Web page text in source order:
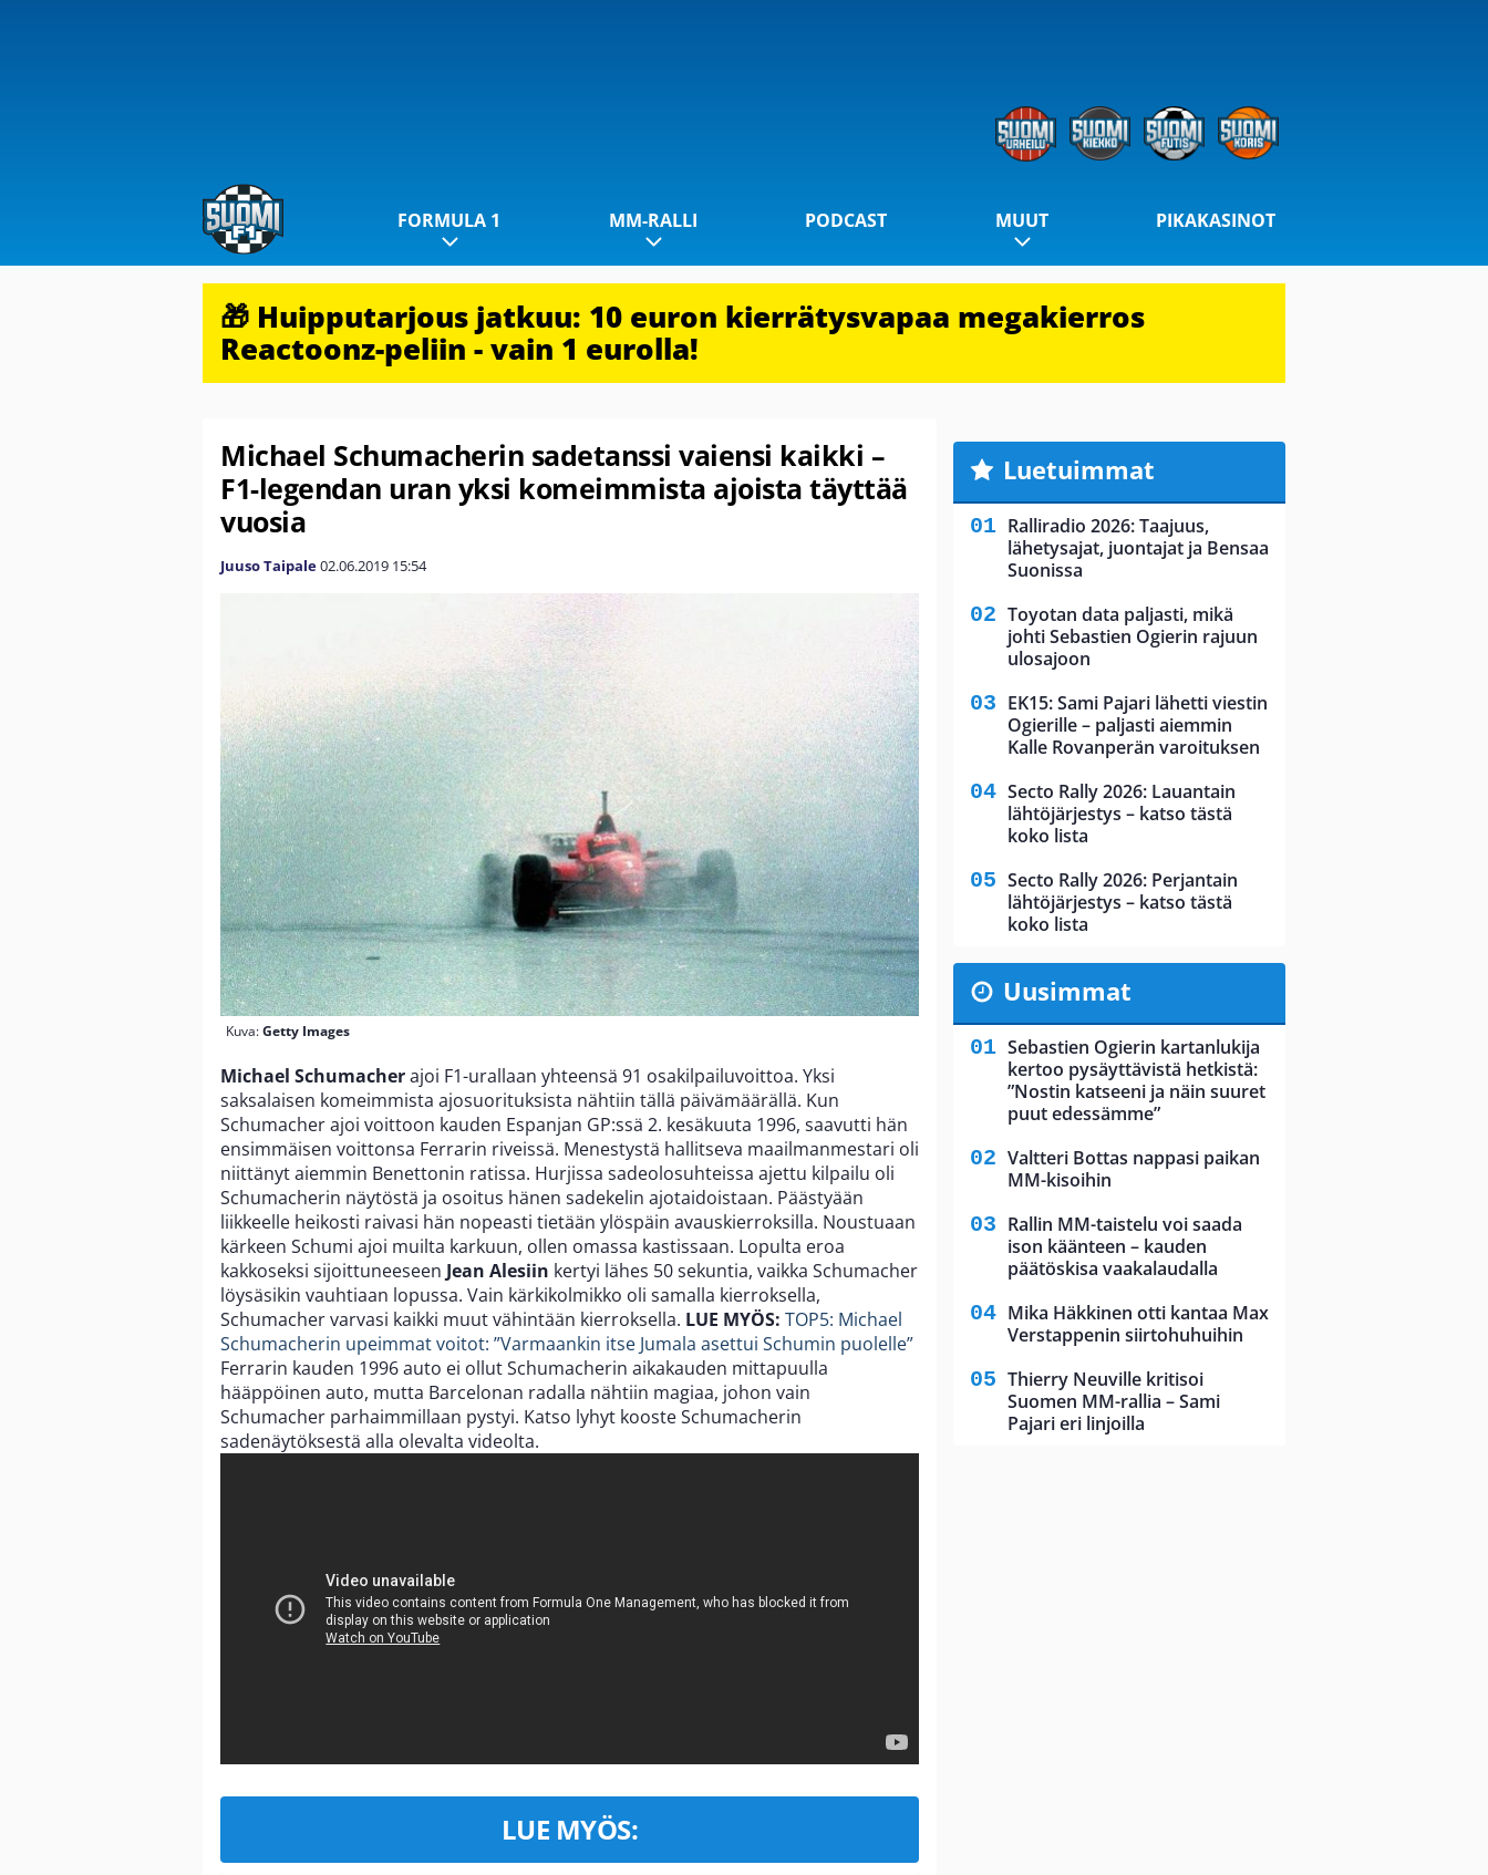
FORMULA 1 MM-RALLI PODCAST MUUT PIKAKASINOT
🎁 Huipputarjous jatkuu: 10 euron kierrätysvapaa megakierros
Reactoonz-peliin - vain 1 eurolla!
Michael Schumacherin sadetanssi vaiensi kaikki –
F1-legendan uran yksi komeimmista ajoista täyttää
vuosia
Juuso Taipale02.06.2019 15:54
Kuva:Getty Images
Michael Schumacherajoi F1-urallaan yhteensä 91 osakilpailuvoittoa. Yksi
saksalaisen komeimmista ajosuorituksista nähtiin tällä päivämäärällä. Kun
Schumacher ajoi voittoon kauden Espanjan GP:ssä 2. kesäkuuta 1996, saavutti hän
ensimmäisen voittonsa Ferrarin riveissä. Menestystä hallitseva maailmanmestari oli
niittänyt aiemmin Benettonin ratissa. Hurjissa sadeolosuhteissa ajettu kilpailu oli
Schumacherin näytöstä ja osoitus hänen sadekelin ajotaidoistaan. Päästyään
liikkeelle heikosti raivasi hän nopeasti tietään ylöspäin avauskierroksilla. Noustuaan
kärkeen Schumi ajoi muilta karkuun, ollen omassa kastissaan. Lopulta eroa
kakkoseksi sijoittuneeseen Jean Alesiin kertyi lähes 50 sekuntia, vaikka Schumacher
löysäsikin vauhtiaan lopussa. Vain kärkikolmikko oli samalla kierroksella,
Schumacher varvasi kaikki muut vähintään kierroksella. LUE MYÖS: TOP5: Michael
Schumacherin upeimmat voitot: ”Varmaankin itse Jumala asettui Schumin puolelle”
Ferrarin kauden 1996 auto ei ollut Schumacherin aikakauden mittapuulla
hääppöinen auto, mutta Barcelonan radalla nähtiin magiaa, johon vain
Schumacher parhaimmillaan pystyi. Katso lyhyt kooste Schumacherin
sadenäytöksestä alla olevalta videolta.
LUE MYÖS:
Luetuimmat
Ralliradio 2026: Taajuus,
lähetysajat, juontajat ja Bensaa
Suonissa
Toyotan data paljasti, mikä
johti Sebastien Ogierin rajuun
ulosajoon
EK15: Sami Pajari lähetti viestin
Ogierille – paljasti aiemmin
Kalle Rovanperän varoituksen
Secto Rally 2026: Lauantain
lähtöjärjestys – katso tästä
koko lista
Secto Rally 2026: Perjantain
lähtöjärjestys – katso tästä
koko lista
Uusimmat
Sebastien Ogierin kartanlukija
kertoo pysäyttävistä hetkistä:
”Nostin katseeni ja näin suuret
puut edessämme”
Valtteri Bottas nappasi paikan
MM-kisoihin
Rallin MM-taistelu voi saada
ison käänteen – kauden
päätöskisa vaakalaudalla
Mika Häkkinen otti kantaa Max
Verstappenin siirtohuhuihin
Thierry Neuville kritisoi
Suomen MM-rallia – Sami
Pajari eri linjoilla